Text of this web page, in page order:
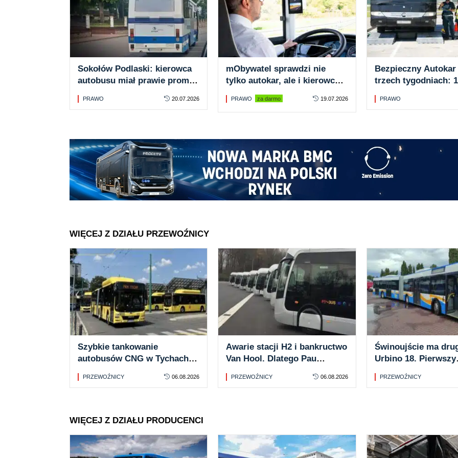
Sokołów Podlaski: kierowca
autobusu miał prawie promil
PRAWO 20.07.2026
mObywatel sprawdzi nie
tylko autokar, ale i kierowcę.
Blisko 340 tys. weryfikacji w
rok
PRAWO za darmo 19.07.2026
Bezpieczny Autokar
trzech tygodniach:
PRAWO
WIĘCEJ Z DZIAŁU PRZEWOŹNICY
Szybkie tankowanie
autobusów CNG w Tychach.
gotowa
PRZEWOŹNICY 06.08.2026
Awarie stacji H2 i bankructwo
Van Hool. Dlatego Pau
wodorowych
PRZEWOŹNICY 06.08.2026
Świnoujście ma
Urbino 18. Pierwszy
barwach
PRZEWOŹNICY
WIĘCEJ Z DZIAŁU PRODUCENCI